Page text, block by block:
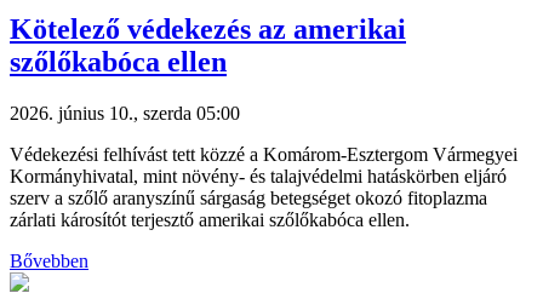
Kötelező védekezés az amerikai
szőlőkabóca ellen
2026. június 10., szerda 05:00
Védekezési felhívást tett közzé a Komárom-Esztergom Vármegyei
Kormányhivatal, mint növény- és talajvédelmi hatáskörben eljáró
szerv a szőlő aranyszínű sárgaság betegséget okozó fitoplazma
zárlati károsítót terjesztő amerikai szőlőkabóca ellen.
Bővebben